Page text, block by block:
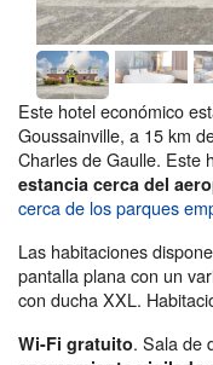
Este hotel económico
Goussainville, a 15 km
Charles de Gaulle. Este
estancia cerca del
cerca de los parques
Las habitaciones
pantalla plana con un
con ducha XXL.
Wi-Fi gratuito. Sala de